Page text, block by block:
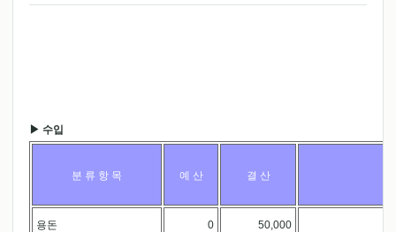
▶ 수입
분 류 항 목 예 산 결 산
용돈 0 50,000